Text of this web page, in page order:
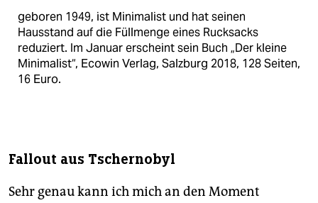
geboren 1949, ist Minimalist und hat seinen
Hausstand auf die Füllmenge eines Rucksacks
reduziert. Im Januar erscheint sein Buch „Der kleine
Minimalist“, Ecowin Verlag, Salzburg 2018, 128 Seiten,
16 Euro.
Fallout aus Tschernobyl
Sehr genau kann ich mich an den Moment